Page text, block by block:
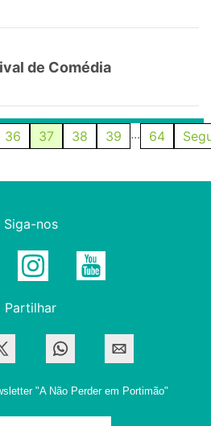
de Comédia
36 37 38 39 ... 64
Siga-nos
Partilhar
"A Não Perder em Portimão"